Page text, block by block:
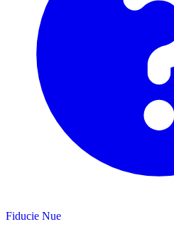
Fiducie Nue